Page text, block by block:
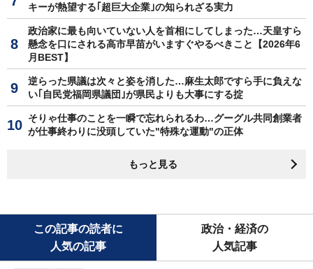
キーが熱望する｢超巨大企業｣の知られざる実力
政治家に最も向いていない人を首相にしてしまった…天皇すら
懸念を口にされる高市早苗がいますぐやるべきこと【2026年6
月BEST】
逆らった県議は次々と姿を消した…麻生太郎ですら手に負えな
い｢自民党福岡県議団｣が県民よりも大事にする掟
そりゃ仕事のことを一瞬で忘れられるわ…グーグル共同創業者
が仕事終わりに没頭していた"特殊な運動"の正体
もっと見る
この記事の読者に
人気の記事
政治・経済の
人気記事